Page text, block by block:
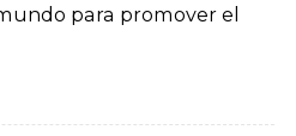
para promover el